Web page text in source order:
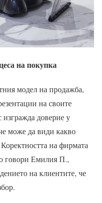
на покупка
модел на продажба,
на своите
доверие у
може да види какво
на фирмата
говори Емилия П.,
на клиентите, че